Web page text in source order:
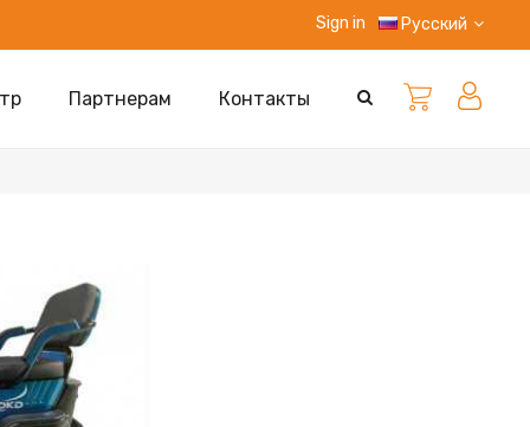
Русский
Sign in
Партнерам Контакты